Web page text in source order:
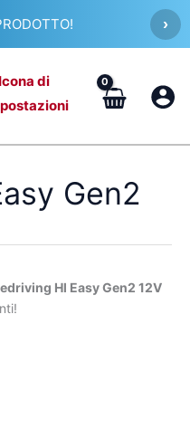
›
Gen2
Hl Easy Gen2 12V